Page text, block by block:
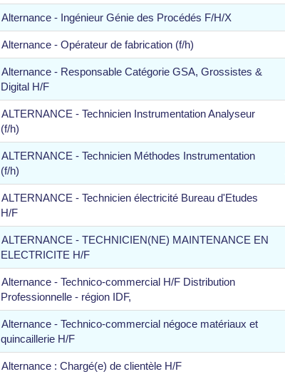
Alternance - Ingénieur Génie des Procédés F/H/X
Alternance - Opérateur de fabrication (f/h)
Alternance - Responsable Catégorie GSA, Grossistes &
Digital H/F
ALTERNANCE - Technicien Instrumentation Analyseur
(f/h)
ALTERNANCE - Technicien Méthodes Instrumentation
(f/h)
ALTERNANCE - Technicien électricité Bureau d'Etudes
H/F
ALTERNANCE - TECHNICIEN(NE) MAINTENANCE EN
ELECTRICITE H/F
Alternance - Technico-commercial H/F Distribution
Professionnelle - région IDF,
Alternance - Technico-commercial négoce matériaux et
quincaillerie H/F
Alternance : Chargé(e) de clientèle H/F